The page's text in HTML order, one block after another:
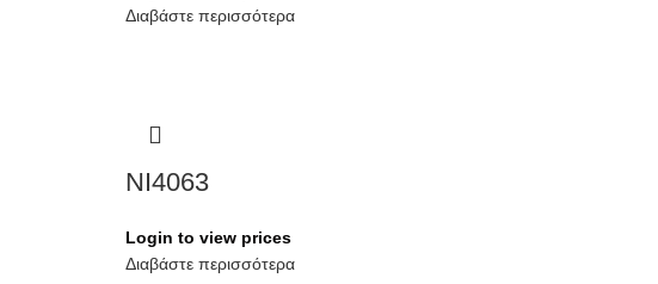
Διαβάστε περισσότερα
NI4063
Login to view prices
Διαβάστε περισσότερα